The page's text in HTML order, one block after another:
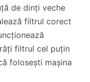
de dinți veche
filtrul corect
filtrul cel puțin
folosești mașina